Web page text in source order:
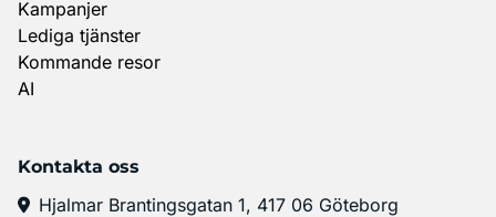
Kampanjer
Lediga tjänster
Kommande resor
AI
Kontakta oss
Hjalmar Brantingsgatan 1, 417 06 Göteborg